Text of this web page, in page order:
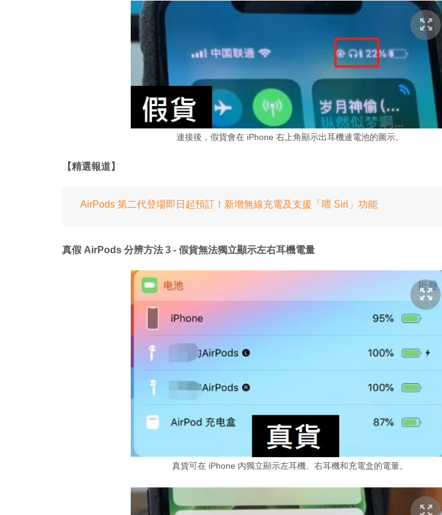
連接後，假貨會在 iPhone 右上角顯示出耳機連電池的圖示。
【精選報道】
AirPods 第二代登場即日起預訂！新增無線充電及支援「喂 Siri」功能
真假 AirPods 分辨方法 3 - 假貨無法獨立顯示左右耳機電量
真貨可在 iPhone 內獨立顯示左耳機、右耳機和充電盒的電量。